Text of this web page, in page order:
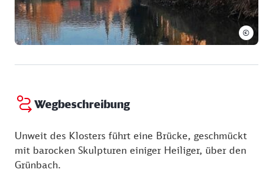
Montag:
09:00 - 16:00 Uhr
Dienstag:09:00 - 16:00 Uhr
Mittwoch:
09:00 - 16:00 Uhr
Freitag:09:00 - 16:00 Uhr
Sonntag:
©
Wegbeschreibung
Unweit des Klosters führt eine Brücke, geschmückt
mit barocken Skulpturen einiger Heiliger, über den
Grünbach.